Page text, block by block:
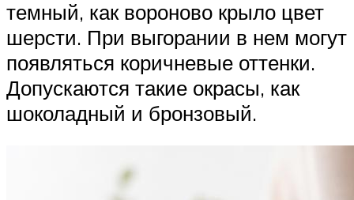
темный, как вороново крыло цвет
шерсти. При выгорании в нем могут
появляться коричневые оттенки.
Допускаются такие окрасы, как
шоколадный и бронзовый.